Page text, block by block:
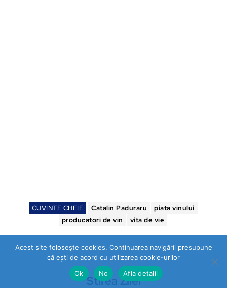
CUVINTE CHEIE Catalin Paduraru
piata vinului
producatori de vin
vita de vie
Stirea Zilei
Acest site folosește cookies. Continuarea navigării presupune
că ești de acord cu utilizarea cookie-urilor
Ok
No Afla detalii